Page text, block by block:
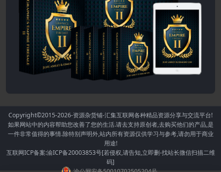
Copyright©2015-2026-资源杂货铺-汇集互联网各种精品资源分享与交流平台!
如果网站中的内容帮助您改善了您的生活.请去支持原创者,去购买他们的产品,是
一件非常值得的事情.除特别声明外,站内所有资源仅供学习与参考,请勿用于商业
用途!
互联网ICP备案:渝ICP备20003853号[若侵权,请告知,立即删-找站长微信扫描二维
码]